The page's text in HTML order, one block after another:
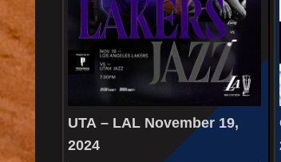
UTA – LAL November 19,
2024